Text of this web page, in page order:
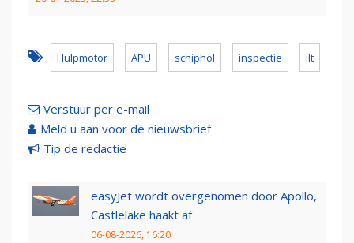
Hulpmotor APU schiphol inspectie ilt
Verstuur per e-mail
Meld u aan voor de nieuwsbrief
Tip de redactie
easyJet wordt overgenomen door Apollo,
Castlelake haakt af
06-08-2026, 16:20